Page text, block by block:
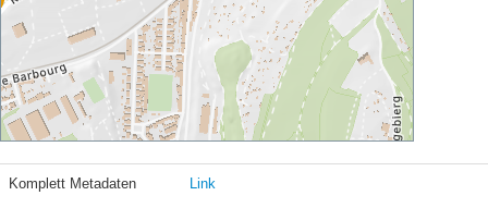
Komplett Metadaten Link